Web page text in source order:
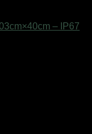
– IP67